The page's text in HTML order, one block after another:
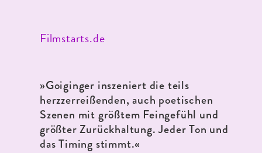
Filmstarts.de
»Goiginger inszeniert die teils
herzzerreißenden, auch poetischen
Szenen mit größtem Feingefühl und
größter Zurückhaltung. Jeder Ton und
das Timing stimmt.«